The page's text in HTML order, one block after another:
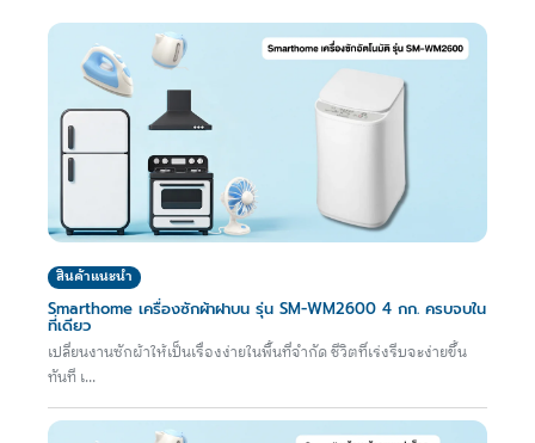
สินค้าแนะนำ
Smarthome เครื่องซักผ้าฝาบน รุ่น SM-WM2600 4 กก. ครบจบใน
ที่เดียว
เปลี่ยนงานซักผ้าให้เป็นเรื่องง่ายในพื้นที่จำกัด ชีวิตที่เร่งรีบจะง่ายขึ้น
ทันที เ...